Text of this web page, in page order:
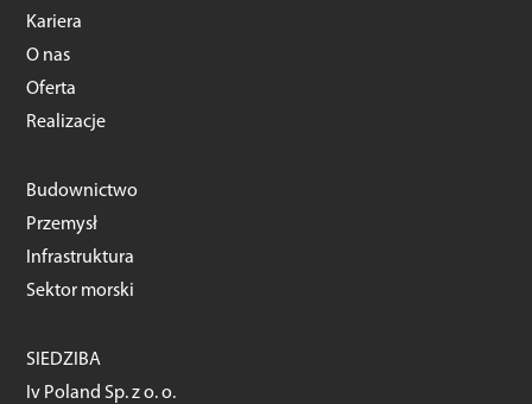
Kariera
O nas
Oferta
Realizacje
Budownictwo
Przemysł
Infrastruktura
Sektor morski
SIEDZIBA
Iv Poland Sp. z o. o.